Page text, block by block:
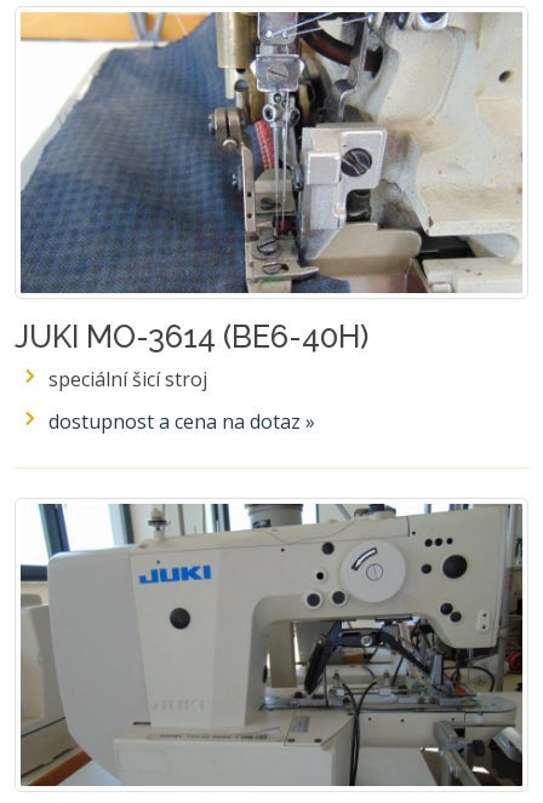
JUKI MO-3614 (BE6-40H)
speciální šicí stroj
dostupnost a cena na dotaz »